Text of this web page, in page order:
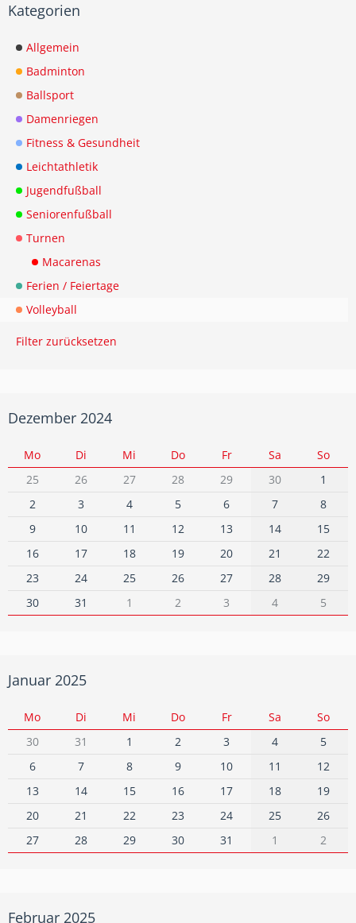
Kategorien
Allgemein
Badminton
Ballsport
Damenriegen
Fitness & Gesundheit
Leichtathletik
Jugendfußball
Seniorenfußball
Turnen
Macarenas
Ferien / Feiertage
Volleyball
Filter zurücksetzen
Dezember 2024
Mo Di Mi Do Fr Sa
So
25
26 27 28 29 30
1
2
3 4 5 6 7
8
9
10 11 12 13 14
15
16
17 18 19 20 21
22
23
24 25 26 27 28
29
30
31 1 2 3 4 5
Januar 2025
Mo Di Mi Do Fr Sa
So
30
31 1 2 3 4
5
6
7 8 9 10 11
12
13
14 15 16 17 18
19
20
21 22 23 24 25
26
27
28 29 30 31 1 2
Februar 2025